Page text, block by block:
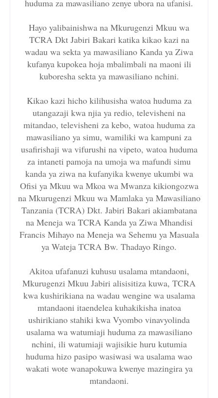
huduma za mawasiliano zenye ubora na ufanisi.
Hayo yalibainishwa na Mkurugenzi Mkuu wa
TCRA Dkt Jabiri Bakari katika kikao kazi na
wadau wa sekta ya mawasiliano Kanda ya Ziwa
kufanya kupokea hoja mbalimbali na maoni ili
kuboresha sekta ya mawasiliano nchini.
Kikao kazi hicho kilihusisha watoa huduma za
utangazaji kwa njia ya redio, televisheni na
mitandao, televisheni za kebo, watoa huduma za
mawasiliano ya simu, wamiliki wa kampuni za
usafirishaji wa vifurushi na vipeto, watoa huduma
za intaneti pamoja na umoja wa mafundi simu
kanda ya ziwa na kufanyika kwenye ukumbi wa
Ofisi ya Mkuu wa Mkoa wa Mwanza kikiongozwa
na Mkurugenzi Mkuu wa Mamlaka ya Mawasiliano
Tanzania (TCRA) Dkt. Jabiri Bakari akiambatana
na Meneja wa TCRA Kanda ya Ziwa Mhandisi
Francis Mihayo na Meneja wa Sehemu ya Masuala
ya Wateja TCRA Bw. Thadayo Ringo.
Akitoa ufafanuzi kuhusu usalama mtandaoni,
Mkurugenzi Mkuu Jabiri alisisitiza kuwa, TCRA
kwa kushirikiana na wadau wengine wa usalama
mtandaoni itaendelea kuhakikisha inatoa
ushirikiano stahiki kwa Vyombo vinavyolinda
usalama wa watumiaji huduma za mawasiliano
nchini, ili watumiaji wajisikie huru kutumia
huduma hizo pasipo wasiwasi wa usalama wao
wakati wote wanapokuwa kwenye mazingira ya
mtandaoni.